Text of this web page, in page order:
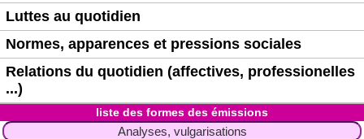
Luttes au quotidien
Normes, apparences et pressions sociales
Relations du quotidien (affectives, professionelles
...)
liste des formes des émissions
Analyses, vulgarisations